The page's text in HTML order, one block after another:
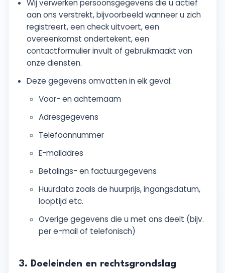
Wij verwerken persoonsgegevens die u actief
aan ons verstrekt, bijvoorbeeld wanneer u zich
registreert, een check uitvoert, een
overeenkomst ondertekent, een
contactformulier invult of gebruikmaakt van
onze diensten.
Deze gegevens omvatten in elk geval:
Voor- en achternaam
Adresgegevens
Telefoonnummer
E-mailadres
Betalings- en factuurgegevens
Huurdata zoals de huurprijs, ingangsdatum,
looptijd etc.
Overige gegevens die u met ons deelt (bijv.
per e-mail of telefonisch)
3. Doeleinden en rechtsgrondslag